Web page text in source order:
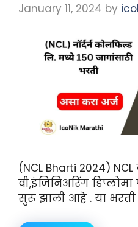
January 11, 2024 by
(NCL Bharti 2024) NCL
वी,इंजिनिअरिंग
सुरू झाली आहे . या भरती